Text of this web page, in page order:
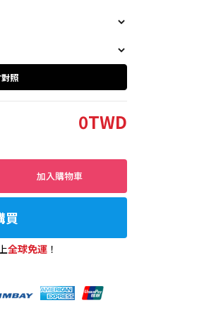
照
0TWD
加入購物車
買
全球免運 ！